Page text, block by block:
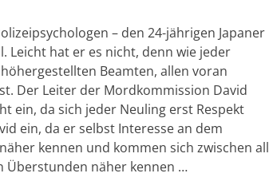
– den 24-jährigen Japaner
Leicht hat er es nicht, denn wie jeder
Beamten, allen voran
Der Leiter der Mordkommission David
ein, da sich jeder Neuling erst Respekt
ein, da er selbst Interesse an dem
kennen und kommen sich zwischen all
Überstunden näher kennen …